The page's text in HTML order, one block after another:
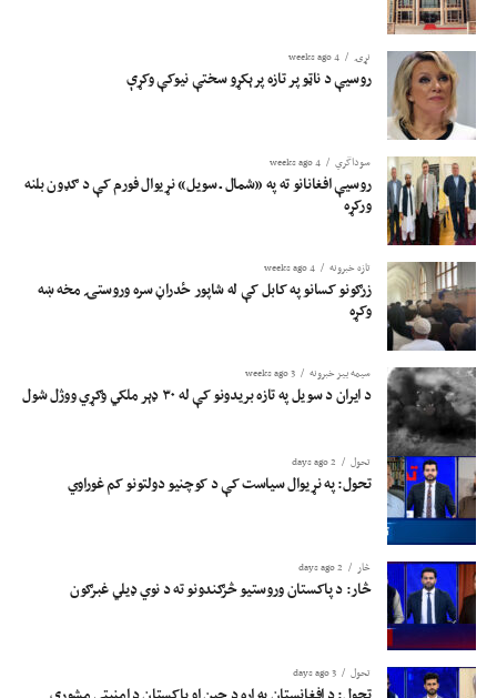
نړۍ 4 weeks ago
روسیې د ناټو پر تازه پرېکړو سختې نیوکې وکړې
سوداگري 4 weeks ago
روسیې افغانانو ته په «شمال ـ سویل» نړیوال فورم کې د ګډون بلنه
ورکړه
تازه خبرونه 4 weeks ago
زرګونو کسانو په کابل کې له شاپور ځدراڼ سره وروستۍ مخه ښه
وکړه
سیمه ییز خبرونه 3 weeks ago
د ایران د سویل په تازه بریدونو کې له ۳۰ ډېر ملکي وګړي ووژل شول
تحول 2 days ago
تحول: په نړیوال سیاست کې د کوچنیو دولتونو کم غوراوي
څار 2 days ago
څار: د پاکستان وروستیو څرګندونو ته د نوي ډیلي غبرګون
تحول 3 days ago